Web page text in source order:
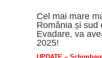
Cel mai mare
România și sud
Evadare, va
2025!